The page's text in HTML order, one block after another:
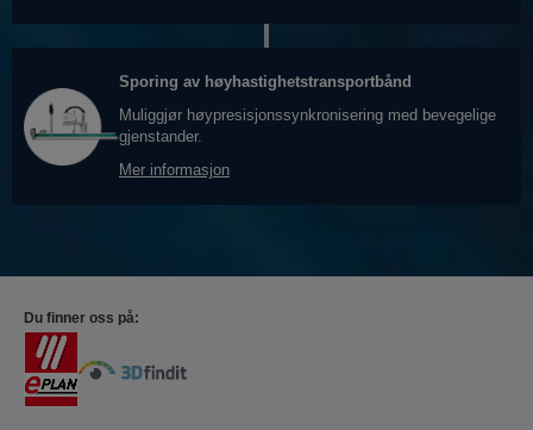
Sporing av høyhastighetstransportbånd
Muliggjør høypresisjonssynkronisering med bevegelige
gjenstander.
Mer informasjon
Du finner oss på: